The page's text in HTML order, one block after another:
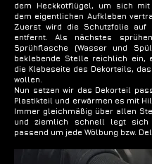
dem Heckkotflügel, um sich
dem eigentlichen Aufkleben
Zuerst wird die Schutzfolie auf
entfernt. Als nächstes
Sprühflasche (Wasser und
beklebende Stelle reichlich ein,
die Klebeseite des Dekorteils,
wollen.
Nun setzen wir das Dekorteil
Plastikteil und erwärmen es mit
Immer gleichmäßig über allen
und ziemlich schnell legt sich
passend um jede Wölbung bzw.